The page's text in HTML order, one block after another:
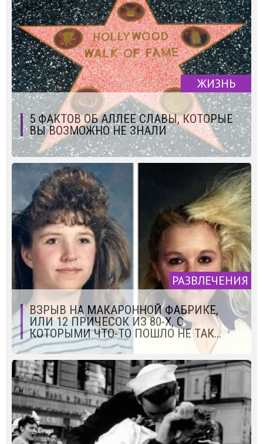
ЖИЗНЬ
5 ФАКТОВ ОБ АЛЛЕЕ СЛАВЫ, КОТОРЫЕ
ВЫ ВОЗМОЖНО НЕ ЗНАЛИ
РАЗВЛЕЧЕНИЯ
ВЗРЫВ НА МАКАРОННОЙ ФАБРИКЕ,
ИЛИ 12 ПРИЧЕСОК ИЗ 80-Х, С
КОТОРЫМИ ЧТО-ТО ПОШЛО НЕ ТАК...